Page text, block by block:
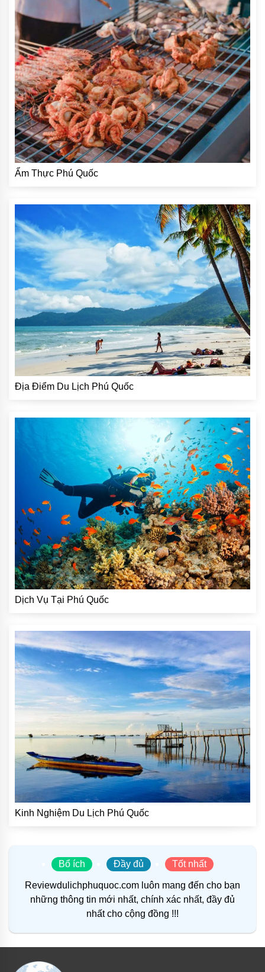
Ẩm Thực Phú Quốc
Địa Điểm Du Lịch Phú Quốc
Dịch Vụ Tại Phú Quốc
Kinh Nghiệm Du Lịch Phú Quốc
Bổ ích Đầy đủ Tốt nhất
Reviewdulichphuquoc.com luôn mang đến cho bạn
những thông tin mới nhất, chính xác nhất, đầy đủ
nhất cho cộng đồng !!!